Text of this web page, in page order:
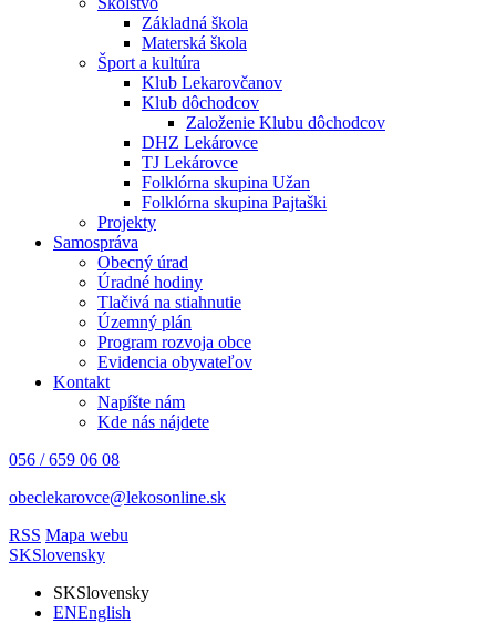
Základná škola
Materská škola
Šport a kultúra
Klub Lekarovčanov
Klub dôchodcov
Založenie Klubu dôchodcov
DHZ Lekárovce
TJ Lekárovce
Folklórna skupina Užan
Folklórna skupina Pajtaški
Projekty
Samospráva
Obecný úrad
Úradné hodiny
Tlačivá na stiahnutie
Územný plán
Program rozvoja obce
Evidencia obyvateľov
Kontakt
Napíšte nám
Kde nás nájdete
056 / 659 06 08
obeclekarovce@lekosonline.sk
RSS Mapa webu
SKSlovensky
SKSlovensky
ENEnglish